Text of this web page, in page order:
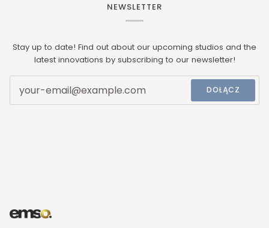
NEWSLETTER
Stay up to date! Find out about our upcoming studios and the
latest innovations by subscribing to our newsletter!
DOŁĄCZ